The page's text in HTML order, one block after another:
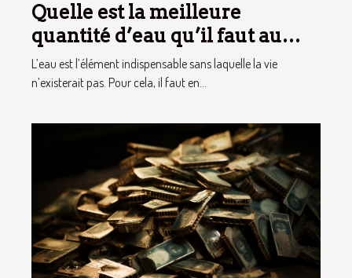
Quelle est la meilleure
quantité d’eau qu’il faut au
quotidien ?
L’eau est l’élément indispensable sans laquelle la vie
n’existerait pas. Pour cela, il faut en...